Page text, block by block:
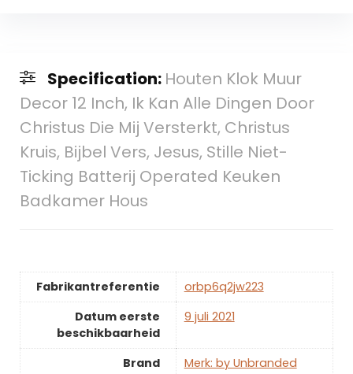
Specification: Houten Klok Muur
Decor 12 Inch, Ik Kan Alle Dingen Door
Christus Die Mij Versterkt, Christus
Kruis, Bijbel Vers, Jesus, Stille Niet-
Ticking Batterij Operated Keuken
Badkamer Hous
Fabrikantreferentie
orbp6q2jw223
Datum eerste
beschikbaarheid
9 juli 2021
Brand Merk: by Unbranded